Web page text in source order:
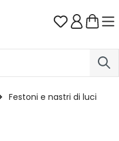
Hai 0
Festoni e nastri di luci